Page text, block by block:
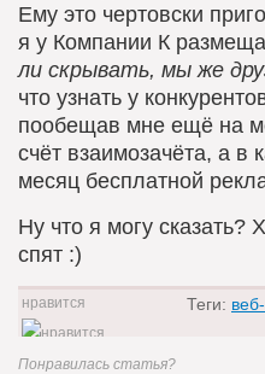
Ему это чертовски
я у Компании К
ли скрывать, мы же
что узнать у
пообещав мне ещё на
счёт взаимозачёта, а
месяц бесплатной
Ну что я могу сказать?
спят :)
0
Теги:
Понравилась статья?